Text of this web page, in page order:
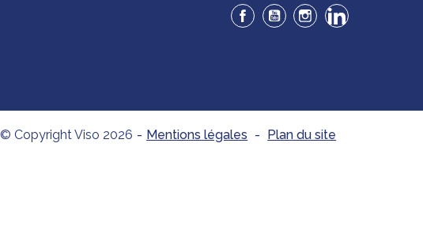
Facebook
YouTubeInstagramLinkedIn
© Copyright Viso 2026 - Mentions légales - Plan du site